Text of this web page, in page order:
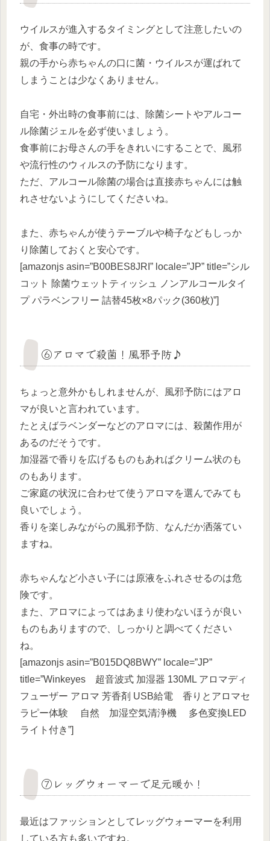
ウイルスが進入するタイミングとして注意したいの
が、食事の時です。
親の手から赤ちゃんの口に菌・ウイルスが運ばれて
しまうことは少なくありません。
自宅・外出時の食事前には、除菌シートやアルコー
ル除菌ジェルを必ず使いましょう。
食事前にお母さんの手をきれいにすることで、風邪
や流行性のウィルスの予防になります。
ただ、アルコール除菌の場合は直接赤ちゃんには触
れさせないようにしてくださいね。
また、赤ちゃんが使うテーブルや椅子などもしっか
り除菌しておくと安心です。
[amazonjs asin=”B00BES8JRI” locale=”JP” title=”シル
コット 除菌ウェットティッシュ ノンアルコールタイ
プ パラベンフリー 詰替45枚×8パック(360枚)”]
⑥アロマで殺菌！風邪予防♪
ちょっと意外かもしれませんが、風邪予防にはアロ
マが良いと言われています。
たとえばラベンダーなどのアロマには、殺菌作用が
あるのだそうです。
加湿器で香りを広げるものもあればクリーム状のも
のもあります。
ご家庭の状況に合わせて使うアロマを選んでみても
良いでしょう。
香りを楽しみながらの風邪予防、なんだか洒落てい
ますね。
赤ちゃんなど小さい子には原液をふれさせるのは危
険です。
また、アロマによってはあまり使わないほうが良い
ものもありますので、しっかりと調べてください
ね。
[amazonjs asin=”B015DQ8BWY” locale=”JP”
title=”Winkeyes 超音波式 加湿器 130ML アロマディ
フューザー アロマ 芳香剤 USB給電 香りとアロマセ
ラピー体験 自然 加湿空気清浄機 多色変換LED
ライト付き”]
⑦レッグウォーマーで足元暖か！
最近はファッションとしてレッグウォーマーを利用
している方も多いですね。